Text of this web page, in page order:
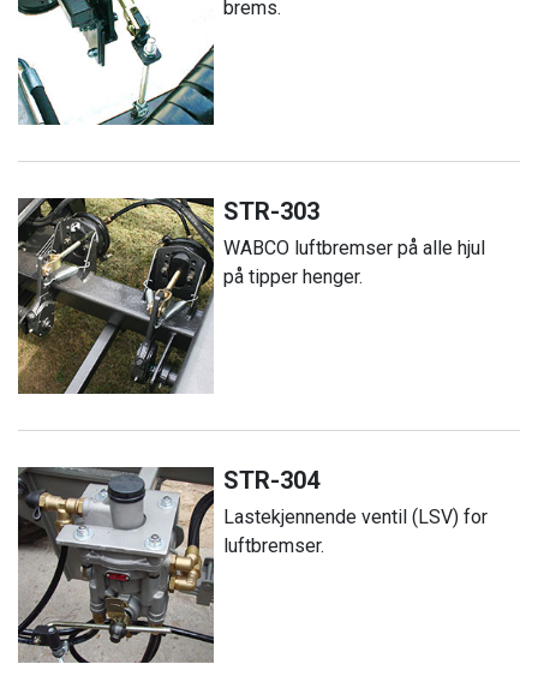
brems.
STR-303
WABCO luftbremser på alle hjul
på tipper henger.
STR-304
Lastekjennende ventil (LSV) for
luftbremser.